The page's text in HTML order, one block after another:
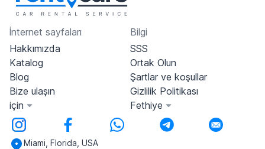
İnternet sayfaları
Hakkımızda
Katalog
Blog
Bize ulaşın
için
Bilgi
SSS
Ortak Olun
Şartlar ve koşullar
Gizlilik Politikası
Fethiye
Miami, Florida, USA